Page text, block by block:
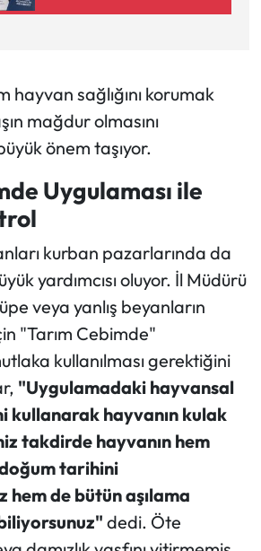
hayvan sağlığını korumak
mağdur olmasını
önem taşıyor.
Uygulaması ile
kurban pazarlarında da
yardımcısı oluyor. İl Müdürü
veya yanlış beyanların
"Tarım Cebimde"
kullanılması gerektiğini
"Uygulamadaki hayvansal
kullanarak hayvanın kulak
takdirde hayvanın hem
doğum tarihini
de bütün aşılama
dedi. Öte